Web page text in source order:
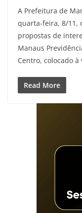
A Prefeitura de
quarta-feira, 8/11,
propostas de
Manaus
Centro, colocado
Read More